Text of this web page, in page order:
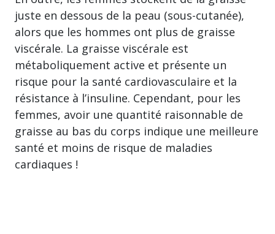
juste en dessous de la peau (sous-cutanée),
alors que les hommes ont plus de graisse
viscérale. La graisse viscérale est
métaboliquement active et présente un
risque pour la santé cardiovasculaire et la
résistance à l’insuline. Cependant, pour les
femmes, avoir une quantité raisonnable de
graisse au bas du corps indique une meilleure
santé et moins de risque de maladies
cardiaques !